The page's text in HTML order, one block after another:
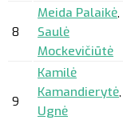
8
Meida Palaikė,
Saulė
Mockevičiūtė
9
Kamilė
Kamandierytė,
Ugnė